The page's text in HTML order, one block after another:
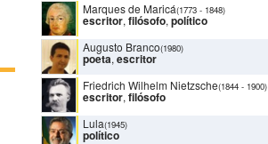
Marques de Maricá(1773 - 1848)
escritor, filósofo, político
Augusto Branco(1980)
poeta, escritor
Friedrich Wilhelm Nietzsche(1844 - 1900)
escritor, filósofo
Lula(1945)
político